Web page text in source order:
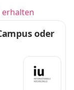
erhalten
oder